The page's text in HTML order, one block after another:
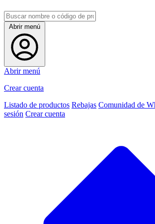
Abrir menú
Abrir menú
Crear cuenta
Listado de productos Rebajas Comunidad de
sesión Crear cuenta